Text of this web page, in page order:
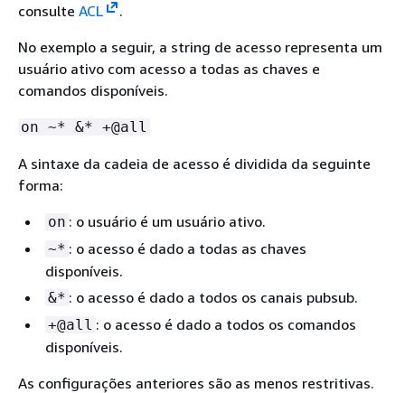
consulte ACL
.
No exemplo a seguir, a string de acesso representa um
usuário ativo com acesso a todas as chaves e
comandos disponíveis.
on ~* &* +@all
A sintaxe da cadeia de acesso é dividida da seguinte
forma:
on : o usuário é um usuário ativo.
~* : o acesso é dado a todas as chaves
disponíveis.
&* : o acesso é dado a todos os canais pubsub.
+@all : o acesso é dado a todos os comandos
disponíveis.
As configurações anteriores são as menos restritivas.